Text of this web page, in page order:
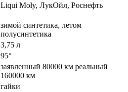
Liqui Moly, ЛукОйл, Роснефть
зимой синтетика, летом
полусинтетика
3,75 л
95°
заявленный 80000 км реальный
160000 км
гайки